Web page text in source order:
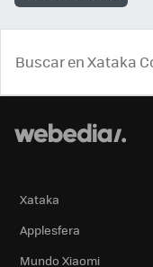
Xataka
Applesfera
Mundo Xiaomi